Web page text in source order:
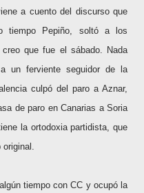
a cuento del discurso que
tiempo Pepiño, soltó a los
que fue el sábado. Nada
un ferviente seguidor de la
culpó del paro a Aznar,
de paro en Canarias a Soria
la ortodoxia partidista, que
original.
tiempo con CC y ocupó la